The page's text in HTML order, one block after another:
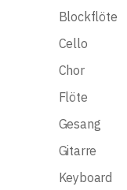
Blockflöte
Cello
Chor
Flöte
Gesang
Gitarre
Keyboard